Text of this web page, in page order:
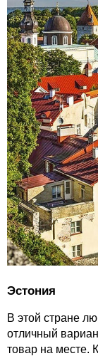
Эстония
В этой стране
отличный
товар на месте.